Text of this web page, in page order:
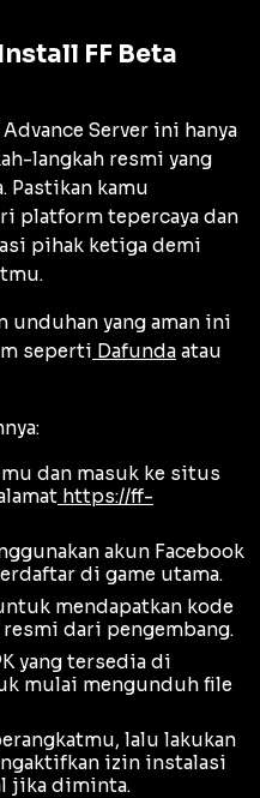
FF Beta
Server ini hanya
langkah resmi yang
Pastikan kamu
platform tepercaya dan
pihak ketiga demi
unduhan yang aman ini
seperti Dafunda atau
dan masuk ke situs
https://ff-
akun Facebook
di game utama.
mendapatkan kode
resmi dari pengembang.
yang tersedia di
mulai mengunduh file
lalu lakukan
izin instalasi
jika diminta.